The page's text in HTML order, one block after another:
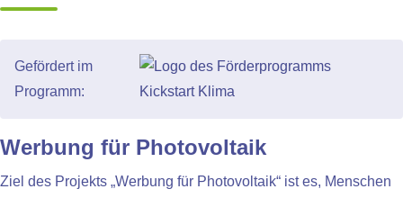
Gefördert im
Programm:
Werbung für Photovoltaik
Ziel des Projekts „Werbung für Photovoltaik“ ist es, Menschen